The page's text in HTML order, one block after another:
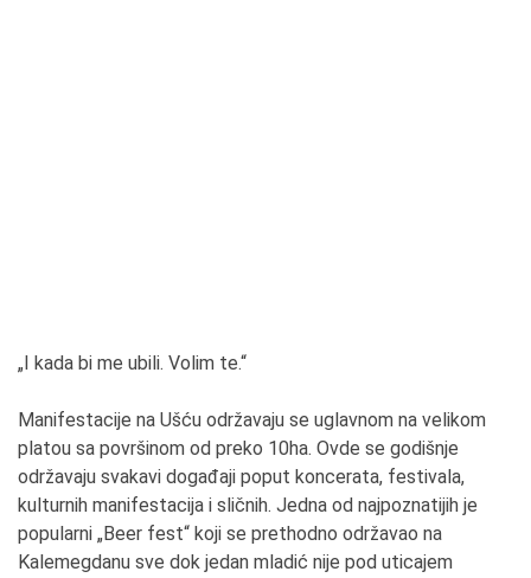
„I kada bi me ubili. Volim te.“
Manifestacije na Ušću održavaju se uglavnom na velikom
platou sa površinom od preko 10ha. Ovde se godišnje
održavaju svakavi događaji poput koncerata, festivala,
kulturnih manifestacija i sličnih. Jedna od najpoznatijih je
popularni „Beer fest“ koji se prethodno održavao na
Kalemegdanu sve dok jedan mladić nije pod uticajem